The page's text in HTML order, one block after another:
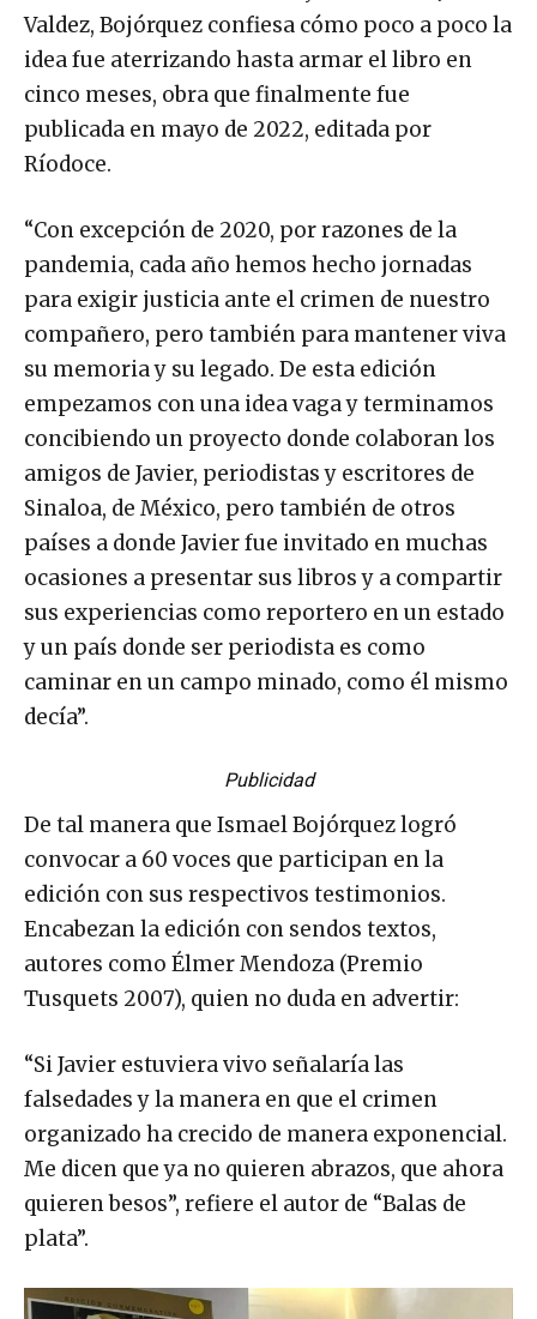
Valdez, Bojórquez confiesa cómo poco a poco la
idea fue aterrizando hasta armar el libro en
cinco meses, obra que finalmente fue
publicada en mayo de 2022, editada por
Ríodoce.
“Con excepción de 2020, por razones de la
pandemia, cada año hemos hecho jornadas
para exigir justicia ante el crimen de nuestro
compañero, pero también para mantener viva
su memoria y su legado. De esta edición
empezamos con una idea vaga y terminamos
concibiendo un proyecto donde colaboran los
amigos de Javier, periodistas y escritores de
Sinaloa, de México, pero también de otros
países a donde Javier fue invitado en muchas
ocasiones a presentar sus libros y a compartir
sus experiencias como reportero en un estado
y un país donde ser periodista es como
caminar en un campo minado, como él mismo
decía”.
Publicidad
De tal manera que Ismael Bojórquez logró
convocar a 60 voces que participan en la
edición con sus respectivos testimonios.
Encabezan la edición con sendos textos,
autores como Élmer Mendoza (Premio
Tusquets 2007), quien no duda en advertir:
“Si Javier estuviera vivo señalaría las
falsedades y la manera en que el crimen
organizado ha crecido de manera exponencial.
Me dicen que ya no quieren abrazos, que ahora
quieren besos”, refiere el autor de “Balas de
plata”.